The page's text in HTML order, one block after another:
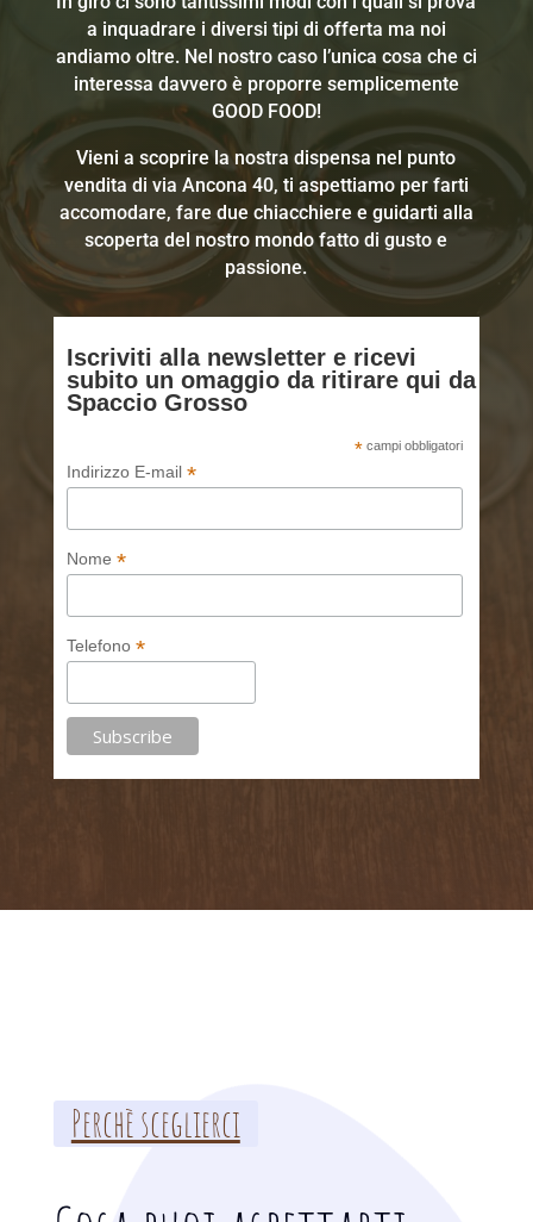
a inquadrare i diversi tipi di offerta ma noi
andiamo oltre. Nel nostro caso l’unica cosa che ci
interessa davvero è proporre semplicemente
GOOD FOOD!
Vieni a scoprire la nostra dispensa nel punto
vendita di via Ancona 40, ti aspettiamo per farti
accomodare, fare due chiacchiere e guidarti alla
scoperta del nostro mondo fatto di gusto e
passione.
Iscriviti alla newsletter e ricevi
subito un omaggio da ritirare qui da
Spaccio Grosso
* campi obbligatori
Indirizzo E-mail *
Nome *
Telefono *
Perchè sceglierci